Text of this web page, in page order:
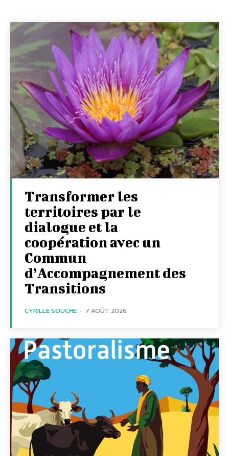
Transformer les
territoires par le
dialogue et la
coopération avec un
Commun
d’Accompagnement des
Transitions
CYRILLE SOUCHE - 7 AOÛT 2026